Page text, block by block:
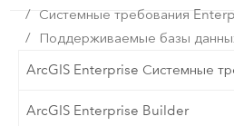
Системные требования
Поддерживаемые базы
ArcGIS Enterprise Системные
ArcGIS Enterprise Builder